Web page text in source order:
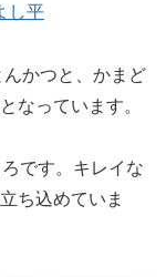
し平
んかつと、かまど
なっています。
です。キレイな
ち込めていま